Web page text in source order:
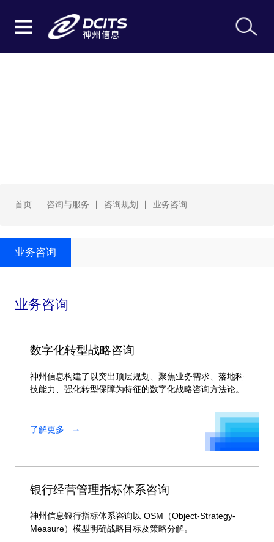
首页 咨询与服务 咨询规划 业务咨询
业务咨询
业务咨询
数字化转型战略咨询
神州信息构建了以突出顶层规划、聚焦业务需求、落地科
技能力、强化转型保障为特征的数字化战略咨询方法论。
了解更多
银行经营管理指标体系咨询
神州信息银行指标体系咨询以 OSM（Object-Strategy-
Measure）模型明确战略目标及策略分解。